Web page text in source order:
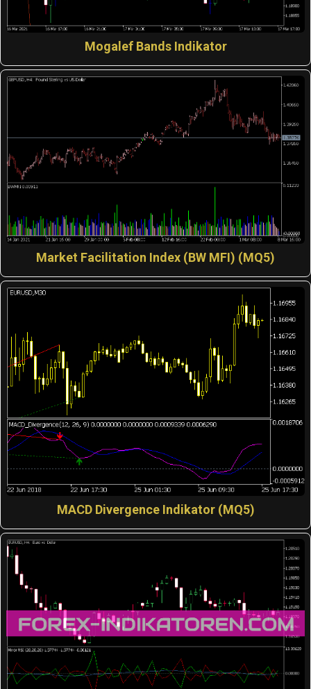
Mogalef Bands Indikator
Market Facilitation Index (BW MFI) (MQ5)
MACD Divergence Indikator (MQ5)